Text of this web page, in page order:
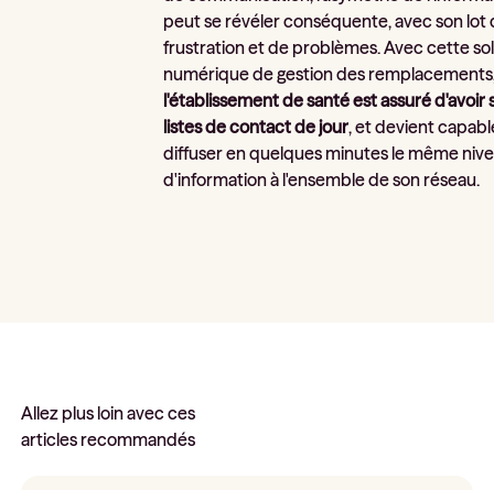
peut se révéler conséquente, avec son lot
frustration et de problèmes. Avec cette
numérique de gestion des
l'établissement de santé est assuré d'avoir
listes de contact de jour, et devient
diffuser en quelques minutes le même
d'information à l'ensemble de son réseau.
Allez plus loin avec ces
articles recommandés